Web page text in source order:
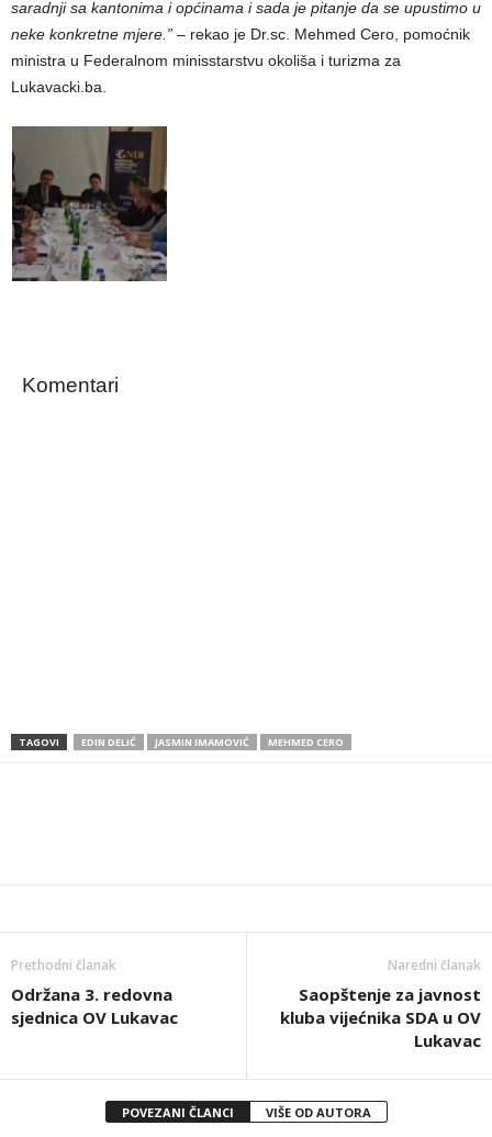
saradnji sa kantonima i općinama i sada je pitanje da se upustimo u
neke konkretne mjere.” – rekao je Dr.sc. Mehmed Cero, pomoćnik
ministra u Federalnom minisstarstvu okoliša i turizma za
Lukavacki.ba.
Komentari
TAGOVI EDIN DELIĆ JASMIN IMAMOVIĆ MEHMED CERO
Prethodni članak
Održana 3. redovna
sjednica OV Lukavac
Naredni članak
Saopštenje za javnost
kluba vijećnika SDA u OV
Lukavac
POVEZANI ČLANCI VIŠE OD AUTORA